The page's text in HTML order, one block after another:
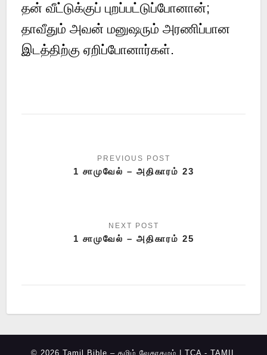
தன் வீட்டுக்குப் புறப்பட்டுப்போனான்;
தாவீதும் அவன் மனுஷரும் அரணிப்பான
இடத்திற்கு ஏறிப்போனார்கள்.
1 சாமுவேல் – அதிகாரம் 23
1 சாமுவேல் – அதிகாரம் 25
© 2026 Tamil Bible – தமிழ் வேதாகமம் | TCA - TAMIL